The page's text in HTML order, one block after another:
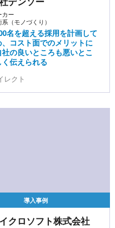
カー
（モノづくり）
名を超える採用を計画して
コスト面でのメリットに
の良いところも悪いとこ
伝えられる
レクト
導入事例
クロソフト株式会社